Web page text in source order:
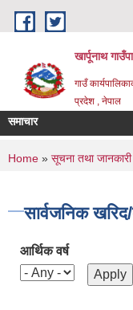
Skip to main content
खार्पूनाथ
गाउँ
प्रदेश , नेपाल
समाचार
You are
Home » सूचना तथा जानकारी
सार्वजनिक
आर्थिक वर्ष